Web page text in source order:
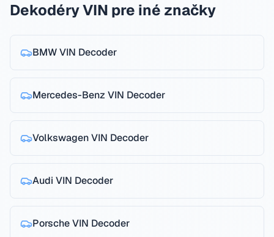
Dekodéry VIN pre iné značky
BMWVIN Decoder
Mercedes-Benz VIN Decoder
VolkswagenVIN Decoder
Audi VIN Decoder
PorscheVIN Decoder